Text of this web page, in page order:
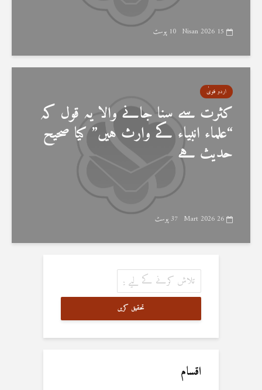
15 Nisan 2026 10 پوسٹ
اردو فتویٰ
کثرت سے سنا جانے والا یہ قول کہ
“علماء انبیاء کے وارث ہیں” کیا صحیح
حدیث ہے
26 Mart 2026 37 پوسٹ
تحقیق کریں
اقسام